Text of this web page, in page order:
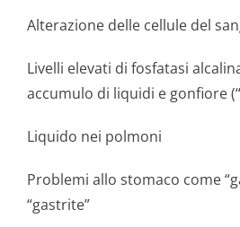
Alterazione delle cellule del
Livelli elevati di fosfatasi
accumulo di liquidi e gonfiore
Liquido nei polmoni
Problemi allo stomaco come
“gastrite”